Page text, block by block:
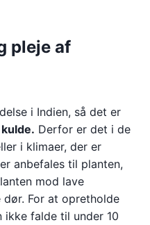
pleje af
i Indien, så det er
Derfor er det i de
i klimaer, der er
anbefales til planten,
mod lave
dør. For at opretholde
ikke falde til under 10